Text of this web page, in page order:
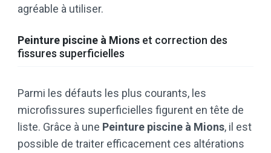
agréable à utiliser.
Peinture piscine à Mions et correction des
fissures superficielles
Parmi les défauts les plus courants, les
microfissures superficielles figurent en tête de
liste. Grâce à une Peinture piscine à Mions, il est
possible de traiter efficacement ces altérations